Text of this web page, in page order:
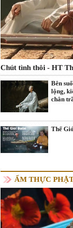
Chút tình thôi - HT
Bên
lộng,
chân
Thế
ẨM THỰC